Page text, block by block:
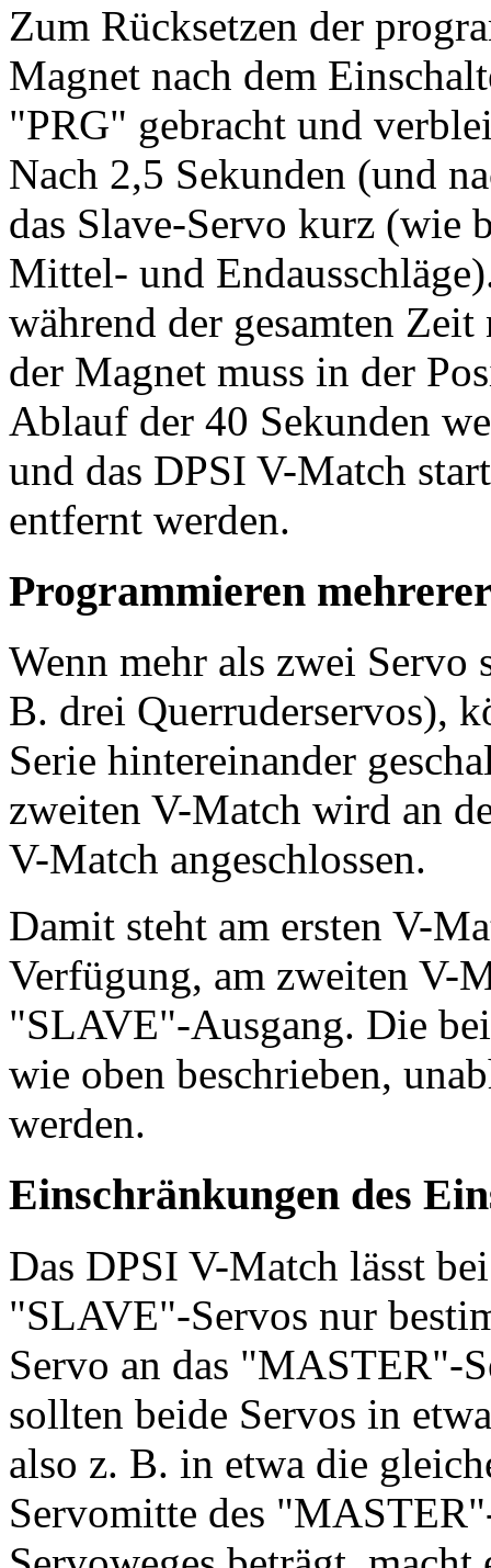
Zum Rücksetzen der
Magnet nach dem
"PRG" gebracht und
Nach 2,5 Sekunden (und
das Slave-Servo kurz (wie
Mittel- und
während der gesamten
der Magnet muss in der
Ablauf der 40 Sekunden
und das DPSI V-Match
entfernt werden.
Programmieren
Wenn mehr als zwei
B. drei Querruderservos),
Serie hintereinander
zweiten V-Match wird an
V-Match angeschlossen.
Damit steht am ersten V-
Verfügung, am zweiten V-
"SLAVE"-Ausgang. Die
wie oben beschrieben,
werden.
Einschränkungen des
Das DPSI V-Match lässt
"SLAVE"-Servos nur
Servo an das "MASTER"-
sollten beide Servos in
also z. B. in etwa die
Servomitte des